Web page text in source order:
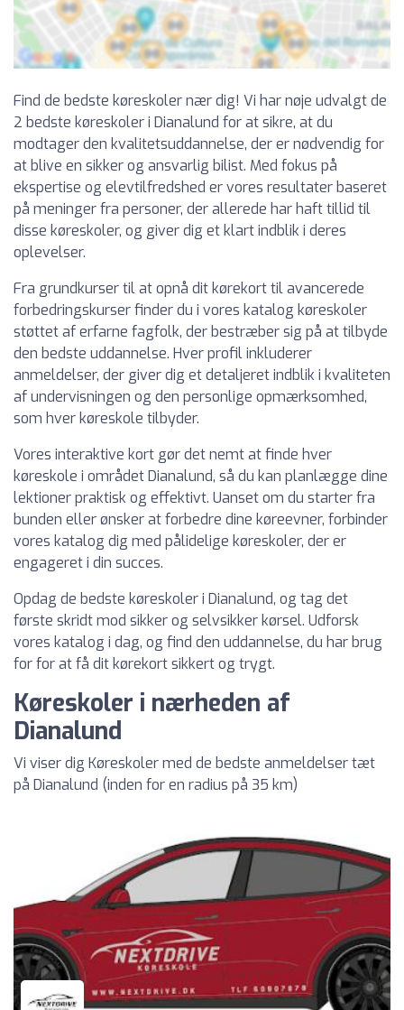
Find de bedste køreskoler nær dig! Vi har nøje udvalgt de
2 bedste køreskoler i Dianalund for at sikre, at du
modtager den kvalitetsuddannelse, der er nødvendig for
at blive en sikker og ansvarlig bilist. Med fokus på
ekspertise og elevtilfredshed er vores resultater baseret
på meninger fra personer, der allerede har haft tillid til
disse køreskoler, og giver dig et klart indblik i deres
oplevelser.
Fra grundkurser til at opnå dit kørekort til avancerede
forbedringskurser finder du i vores katalog køreskoler
støttet af erfarne fagfolk, der bestræber sig på at tilbyde
den bedste uddannelse. Hver profil inkluderer
anmeldelser, der giver dig et detaljeret indblik i kvaliteten
af undervisningen og den personlige opmærksomhed,
som hver køreskole tilbyder.
Vores interaktive kort gør det nemt at finde hver
køreskole i området Dianalund, så du kan planlægge dine
lektioner praktisk og effektivt. Uanset om du starter fra
bunden eller ønsker at forbedre dine køreevner, forbinder
vores katalog dig med pålidelige køreskoler, der er
engageret i din succes.
Opdag de bedste køreskoler i Dianalund, og tag det
første skridt mod sikker og selvsikker kørsel. Udforsk
vores katalog i dag, og find den uddannelse, du har brug
for for at få dit kørekort sikkert og trygt.
Køreskoler i nærheden af
Dianalund
Vi viser dig Køreskoler med de bedste anmeldelser tæt
på Dianalund (inden for en radius på 35 km)